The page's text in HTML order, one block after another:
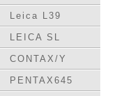
Leica L39
LEICA SL
CONTAX/Y
PENTAX645